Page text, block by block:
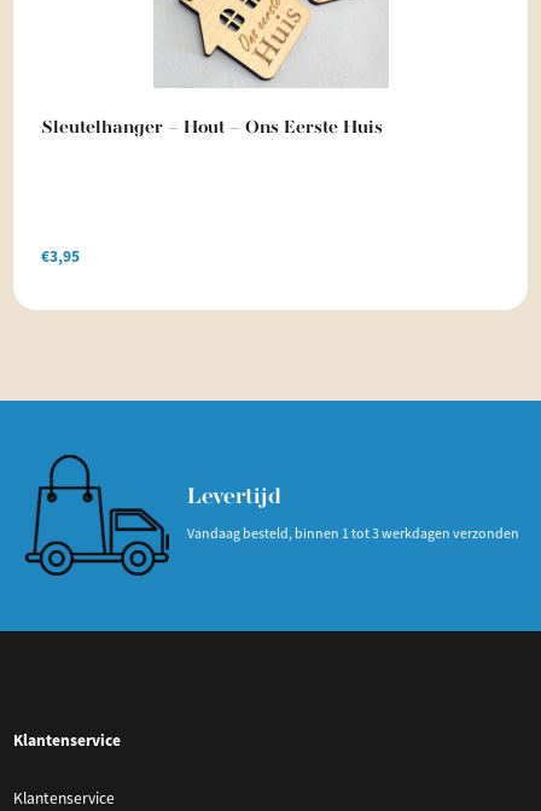
Sleutelhanger – Hout – Ons Eerste Huis
€3,95
Levertijd
Vandaag besteld, binnen 1 tot 3 werkdagen verzonden
Klantenservice
Klantenservice